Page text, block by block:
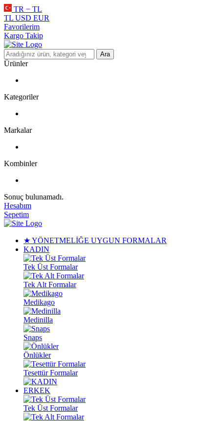
TR − TL
TL USD EUR
Favorilerim
Kargo Takip
Ara
Ürünler
Kategoriler
Markalar
Kombinler
Sonuç bulunamadı.
Hesabım
Sepetim
★ YÖNETMELİĞE UYGUN FORMALAR
KADIN
Tek Üst Formalar
Tek Alt Formalar
Medikago
Medinilla
Snaps
Önlükler
Tesettür Formalar
ERKEK
Tek Üst Formalar